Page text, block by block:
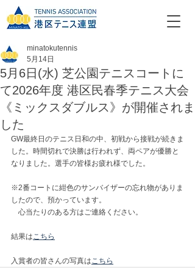
5月6日(水) 芝公園テニスコートに
て2026年度 港区民春季テニス大会
《ミックスダブルス》が開催されま
した
minatokutennis
5月14日
GW最終日のテニス日和の中、初戦から接戦が続きま
した。時間切れで決勝は行われず、両ペアが優勝と
なりました。選手の皆様お疲れ様でした。
※2番コートに紺色のサンバイザーの忘れ物がありま
したので、預かっています。
心当たりのある方はご連絡ください。
結果はこちら
入賞者の皆さんの写真はこちら